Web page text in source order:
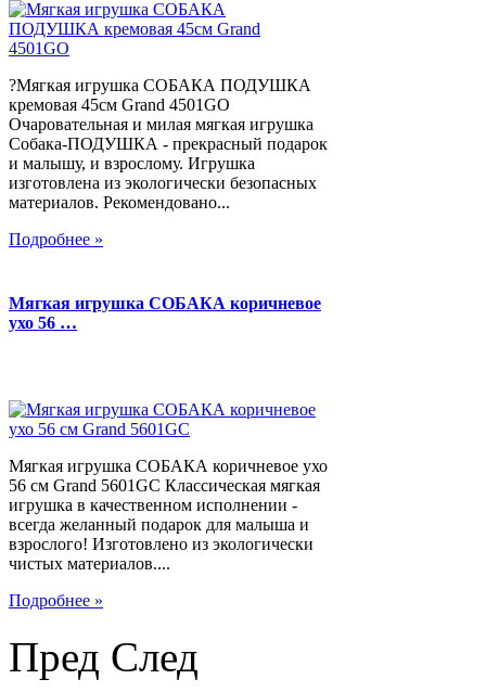
?Мягкая игрушка СОБАКА ПОДУШКА
кремовая 45см Grand 4501GO
Очаровательная и милая мягкая игрушка
Собака-ПОДУШКА - прекрасный подарок
и малышу, и взрослому. Игрушка
изготовлена из экологически безопасных
материалов. Рекомендовано...
Подробнее »
Мягкая игрушка СОБАКА коричневое
ухо 56 …
Мягкая игрушка СОБАКА коричневое ухо
56 см Grand 5601GC Классическая мягкая
игрушка в качественном исполнении -
всегда желанный подарок для малыша и
взрослого! Изготовлено из экологически
чистых материалов....
Подробнее »
Пред След